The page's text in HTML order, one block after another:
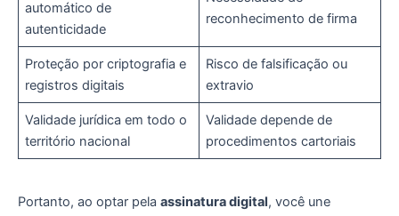
automático de
autenticidade
reconhecimento de firma
Proteção por criptografia e
registros digitais
Risco de falsificação ou
extravio
Validade jurídica em todo o
território nacional
Validade depende de
procedimentos cartoriais
Portanto, ao optar pela assinatura digital, você une